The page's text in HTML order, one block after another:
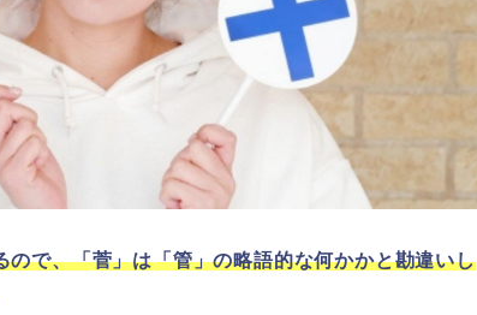
で、「菅」は「管」の略語的な何かかと勘違いし